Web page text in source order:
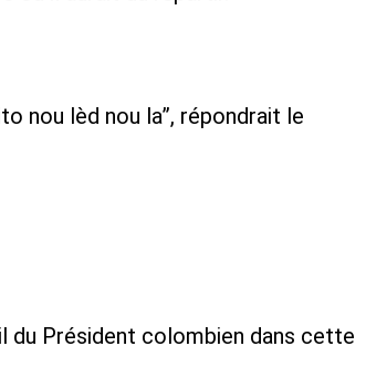
nou lèd nou la”, répondrait le
du Président colombien dans cette